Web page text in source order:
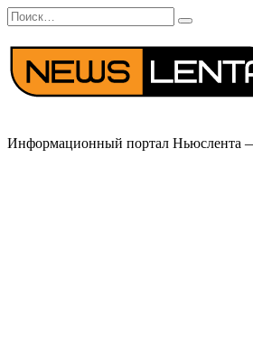
Перейти
к
содержанию
Search
for:
Информационный портал Ньюслента